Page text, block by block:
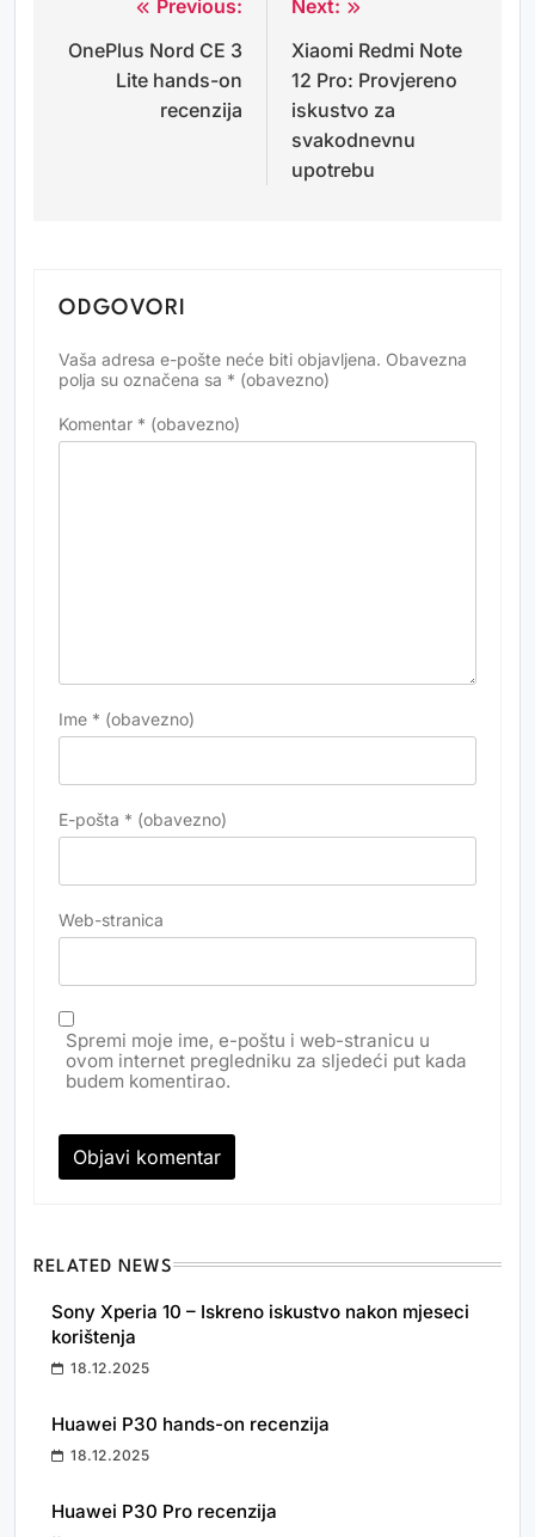
Navigacija
objava
Previous:
OnePlus Nord CE 3
Lite hands-on
recenzija
Next:
Xiaomi Redmi Note
12 Pro: Provjereno
iskustvo za
svakodnevnu
upotrebu
ODGOVORI
Vaša adresa e-pošte neće biti objavljena. Obavezna
polja su označena sa * (obavezno)
Komentar * (obavezno)
Ime * (obavezno)
E-pošta * (obavezno)
Web-stranica
Spremi moje ime, e-poštu i web-stranicu u
ovom internet pregledniku za sljedeći put kada
budem komentirao.
Alternative:
RELATED NEWS
Sony Xperia 10 – Iskreno iskustvo nakon mjeseci
korištenja
18.12.2025
Huawei P30 hands-on recenzija
18.12.2025
Huawei P30 Pro recenzija